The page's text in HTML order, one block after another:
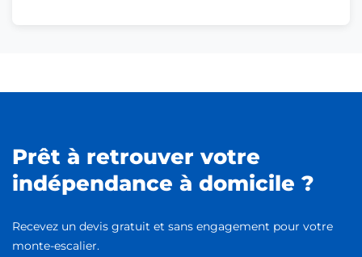
Prêt à retrouver votre
indépendance à domicile ?
Recevez un devis gratuit et sans engagement pour votre
monte-escalier.